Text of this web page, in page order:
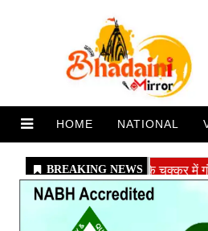
HOME NATIONAL